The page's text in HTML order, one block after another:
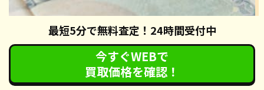
還付金が受け取れる
カーネクストの廃車手続きでは、自動車税の還付手続きも無
料で対応させていただいております。手続き完了後、約2ヶ
最短5分で無料査定！24時間受付中
今すぐWEBで
買取価格を確認！